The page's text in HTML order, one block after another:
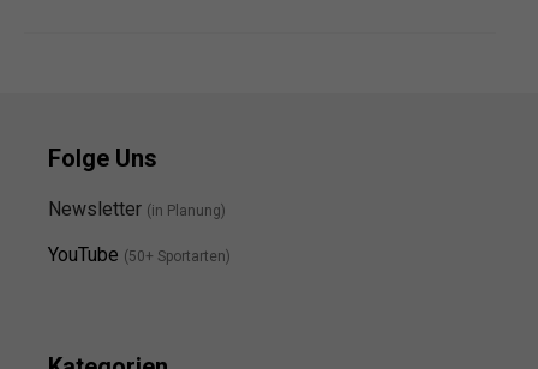
Folge Uns
Newsletter (in Planung)
YouTube (50+ Sportarten)